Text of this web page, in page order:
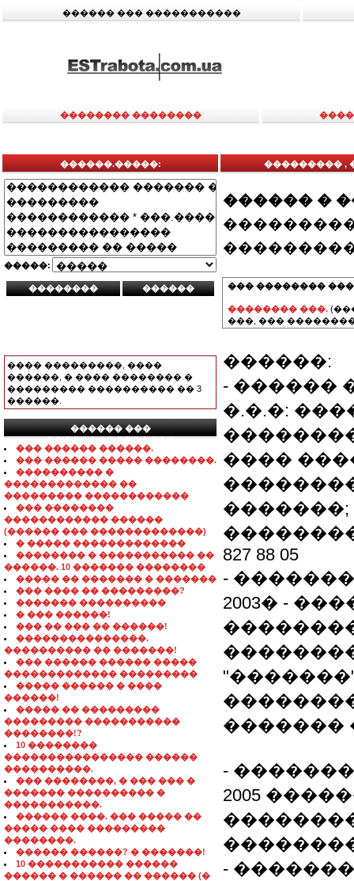
������ ��� �����������
�������� ��������
������.�����:
�����:
���� ���������, ����
������, � ���� �������� �
��������� ���������� �� 3
������.
������ ���
���������������
��� ������ ������.
��� ������ ����� ��������.
���������� �
������������� ��
��������� ������������
��� ��������
������������ ������
(������ ��� �������������)
� ����� �������������
�������� � ����������� ��
������. 10 ������� ��������
����� �� ������� � �������
��� ���� �� ���������?
������� ����������
� ��� ������!
��� �� ��� �� ������!
���������������.
���������� �� �������!
��� ������ ������ �����
������������� ���������
����� ������ � ����
������!
����� �� ���������
��������� �����������
��������!?
10 ��������
���������������� ������
����������.
��� ��������, � ��� ��� �
������� ���������� �
�����������.
������ ����. ��� ����� ��
����� ���� ���������
��������.
������ ������? � �������!
10 ����������� ������
������ � ������ �� ������ (�
��������� ,
������ �
��� ��������
�������� ���.
���, ���
������:
- ������
�.�.�:
����
�������;
827 88 05
-
2003� -
�������
-
2005
-